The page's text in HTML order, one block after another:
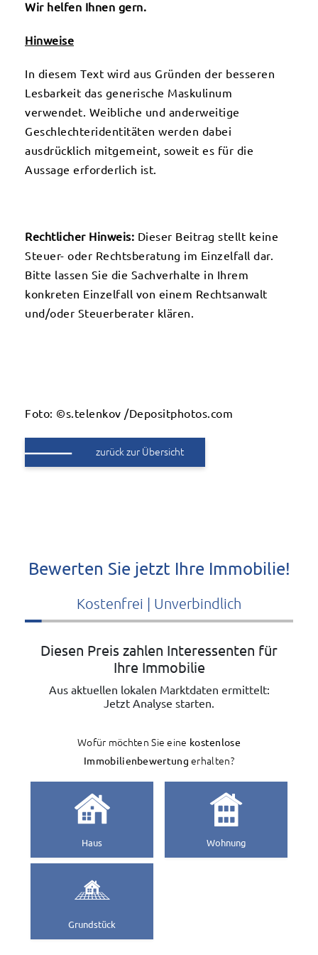
Wir helfen Ihnen gern.
Hinweise
In diesem Text wird aus Gründen der besseren
Lesbarkeit das generische Maskulinum
verwendet. Weibliche und anderweitige
Geschlechteridentitäten werden dabei
ausdrücklich mitgemeint, soweit es für die
Aussage erforderlich ist.
Rechtlicher Hinweis: Dieser Beitrag stellt keine
Steuer- oder Rechtsberatung im Einzelfall dar.
Bitte lassen Sie die Sachverhalte in Ihrem
konkreten Einzelfall von einem Rechtsanwalt
und/oder Steuerberater klären.
Foto: ©s.telenkov /Depositphotos.com
zurück zur Übersicht
Bewerten Sie jetzt Ihre Immobilie!
Kostenfrei | Unverbindlich
Diesen Preis zahlen Interessenten für
Ihre Immobilie
Aus aktuellen lokalen Marktdaten ermittelt:
Jetzt Analyse starten.
Wofür möchten Sie eine kostenlose
Immobilienbewertung erhalten?
Haus Wohnung
Grundstück